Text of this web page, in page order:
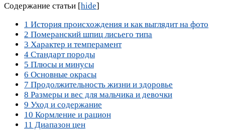
Содержание статьи [hide]
1 История происхождения и как выглядит на фото
2 Померанский шпиц лисьего типа
3 Характер и темперамент
4 Стандарт породы
5 Плюсы и минусы
6 Основные окрасы
7 Продолжительность жизни и здоровье
8 Размеры и вес для мальчика и девочки
9 Уход и содержание
10 Кормление и рацион
11 Диапазон цен